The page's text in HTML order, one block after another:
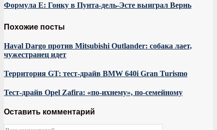
Формула E: Гонку в Пунта-дель-Эсте выиграл Вернь
Похожие посты
Haval Dargo против Mitsubishi Outlander: собака лает,
чужестранец идет
Территория GT: тест-драйв BMW 640i Gran Turismo
Тест-драйв Opel Zafira: «по-ихнему», по-семейному
Оставить комментарий